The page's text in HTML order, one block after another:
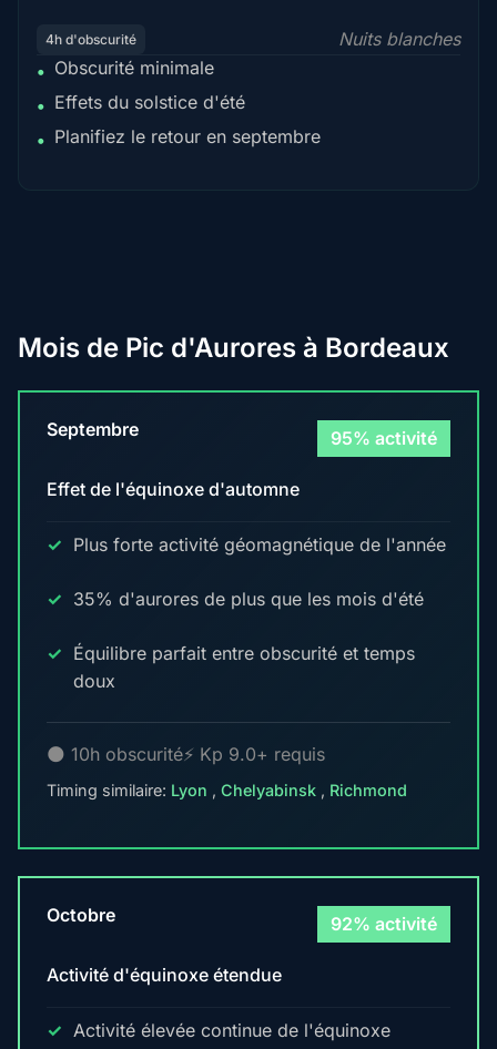
4h d'obscurité
Nuits blanches
• Obscurité minimale
• Effets du solstice d'été
• Planifiez le retour en septembre
Mois de Pic d'Aurores à Bordeaux
Septembre 95% activité
Effet de l'équinoxe d'automne
Plus forte activité géomagnétique de l'année
35% d'aurores de plus que les mois d'été
Équilibre parfait entre obscurité et temps
doux
🌑 10h obscurité⚡ Kp 9.0+ requis
Timing similaire: Lyon , Chelyabinsk , Richmond
Octobre 92% activité
Activité d'équinoxe étendue
Activité élevée continue de l'équinoxe